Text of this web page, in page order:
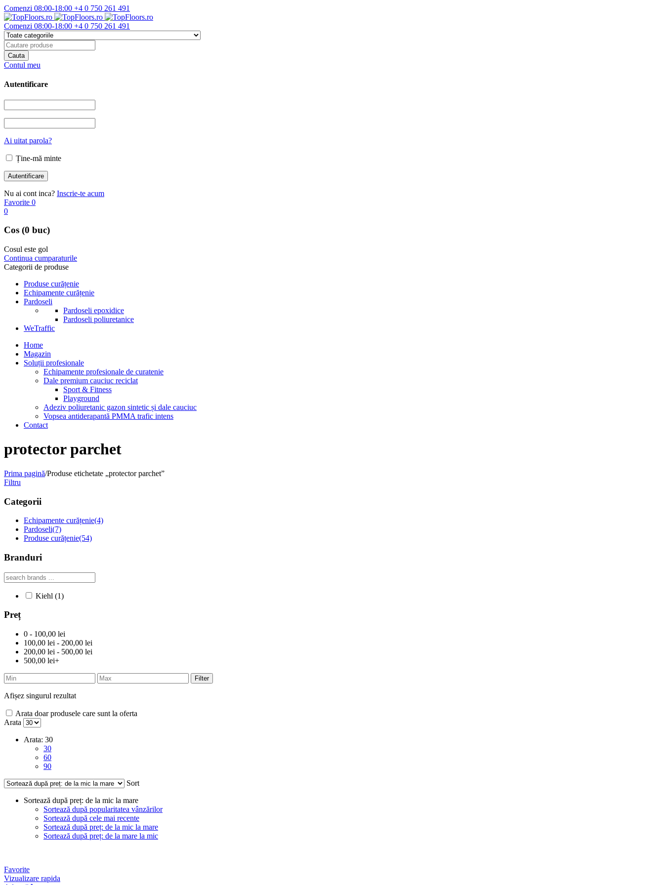
Comenzi 08:00-18:00 +4 0 750 261 491
Comenzi 08:00-18:00 +4 0 750 261 491
Contul meu
Autentificare
Ai uitat parola?
Ține-mă minte
Nu ai cont inca? Inscrie-te acum
Favorite 0
0
Cos (0 buc)
Cosul este gol
Continua cumparaturile
Categorii de produse
Produse curățenie
Echipamente curățenie
Pardoseli
Pardoseli epoxidice
Pardoseli poliuretanice
WeTraffic
Home
Magazin
Soluții profesionale
Echipamente profesionale de curatenie
Dale premium cauciuc reciclat
Sport & Fitness
Playground
Adeziv poliuretanic gazon sintetic și dale cauciuc
Vopsea antiderapantă PMMA trafic intens
Contact
protector parchet
Prima pagină/Produse etichetate „protector parchet”
Filtru
Categorii
Echipamente curățenie(4)
Pardoseli(7)
Produse curățenie(54)
Branduri
Kiehl (1)
Preț
0 - 100,00 lei
100,00 lei - 200,00 lei
200,00 lei - 500,00 lei
500,00 lei+
Filter
Afișez singurul rezultat
Arata doar produsele care sunt la oferta
Arata
Arata: 30
30
60
90
Sort
Sortează după preț: de la mic la mare
Sortează după popularitatea vânzărilor
Sortează după cele mai recente
Sortează după preț: de la mic la mare
Sortează după preț: de la mare la mic
Favorite
Vizualizare rapida